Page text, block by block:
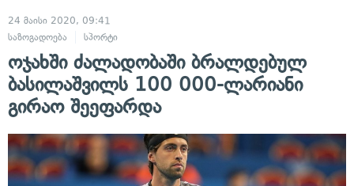
24 მაისი 2020, 09:41
საზოგადოება
სპორტი
ოჯახში ძალადობაში ბრალდებულ
ბასილაშვილს 100 000-ლარიანი
გირაო შეეფარდა